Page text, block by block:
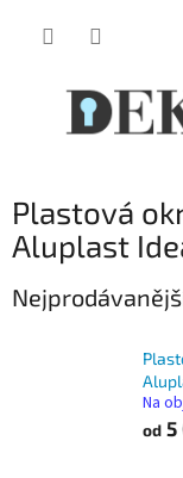
Plastová
Aluplast
Na
od 5